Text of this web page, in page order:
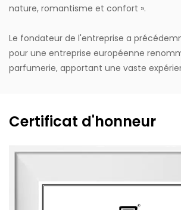
nature, romantisme et confort ».
Le fondateur de l'entreprise a
pour une entreprise européenne
parfumerie, apportant une vaste
tirée de la vie, avec un style qui reste
mêlant le romantisme classique oriental
designer, des capacités de conception
des techniques de production raffinées
de fabrication robuste, l'entreprise aspire
entreprise leader dans l'industrie chinoise
Certificat d'honneur